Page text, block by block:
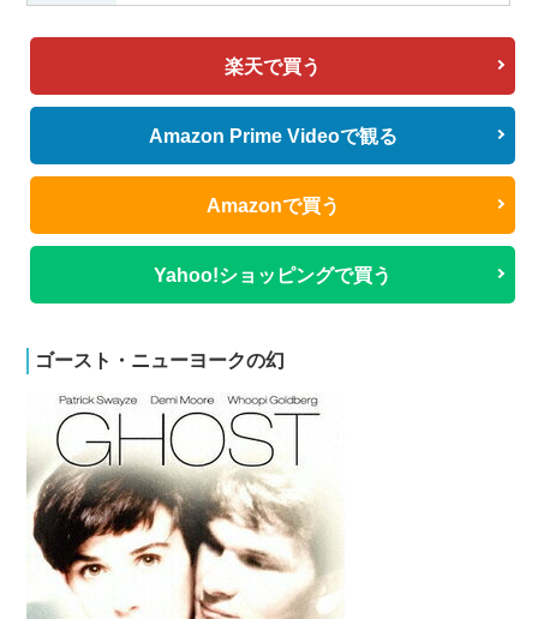
楽天で買う
Amazon Prime Videoで観る
Amazonで買う
Yahoo!ショッピングで買う
ゴースト・ニューヨークの幻